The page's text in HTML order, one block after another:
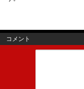
コメント